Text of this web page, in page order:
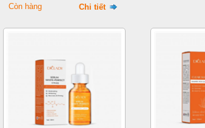
Còn hàng Chi tiết